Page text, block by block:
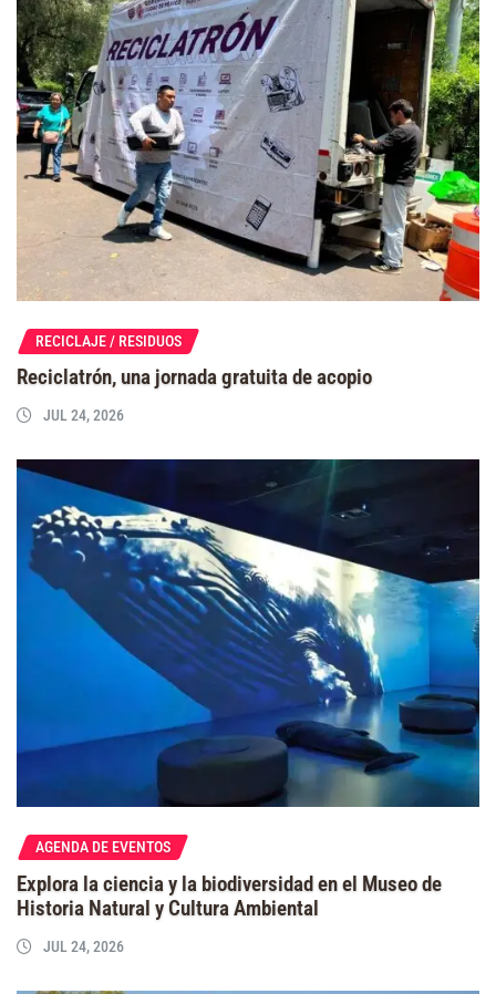
RECICLAJE / RESIDUOS
Reciclatrón, una jornada gratuita de acopio
JUL 24, 2026
AGENDA DE EVENTOS
Explora la ciencia y la biodiversidad en el Museo de
Historia Natural y Cultura Ambiental
JUL 24, 2026